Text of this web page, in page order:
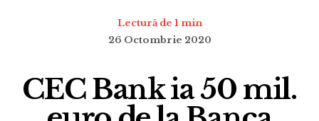
Lectură de 1 min
26 Octombrie 2020
CEC Bank ia 50 mil.